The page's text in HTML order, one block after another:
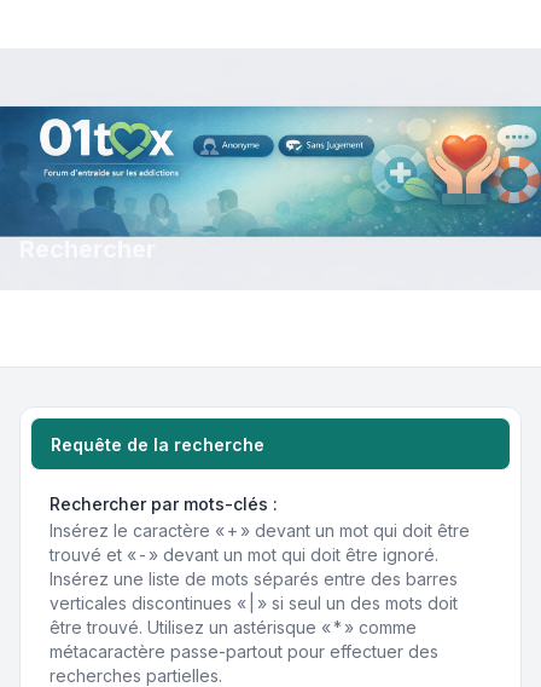
Requête de la recherche
Rechercher par mots-clés :
Insérez le caractère « + » devant un mot qui doit être
trouvé et « - » devant un mot qui doit être ignoré.
Insérez une liste de mots séparés entre des barres
verticales discontinues « | » si seul un des mots doit
être trouvé. Utilisez un astérisque « * » comme
métacaractère passe-partout pour effectuer des
recherches partielles.